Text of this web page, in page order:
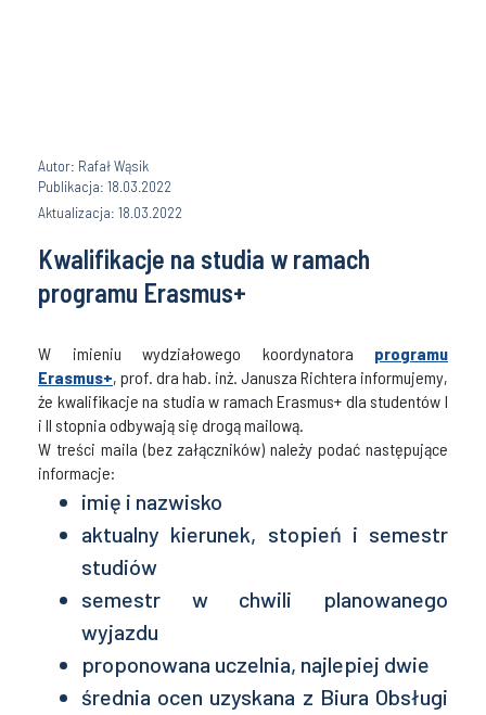
Autor: Rafał Wąsik
Publikacja: 18.03.2022
Aktualizacja: 18.03.2022
Kwalifikacje na studia w ramach
programu Erasmus+
W imieniu wydziałowego koordynatora programu
Erasmus+, prof. dra hab. inż. Janusza Richtera informujemy,
że kwalifikacje na studia w ramach Erasmus+ dla studentów I
i II stopnia odbywają się drogą mailową.
W treści maila (bez załączników) należy podać następujące
informacje:
imię i nazwisko
aktualny kierunek, stopień i semestr
studiów
semestr w chwili planowanego
wyjazdu
proponowana uczelnia, najlepiej dwie
średnia ocen uzyskana z Biura Obsługi